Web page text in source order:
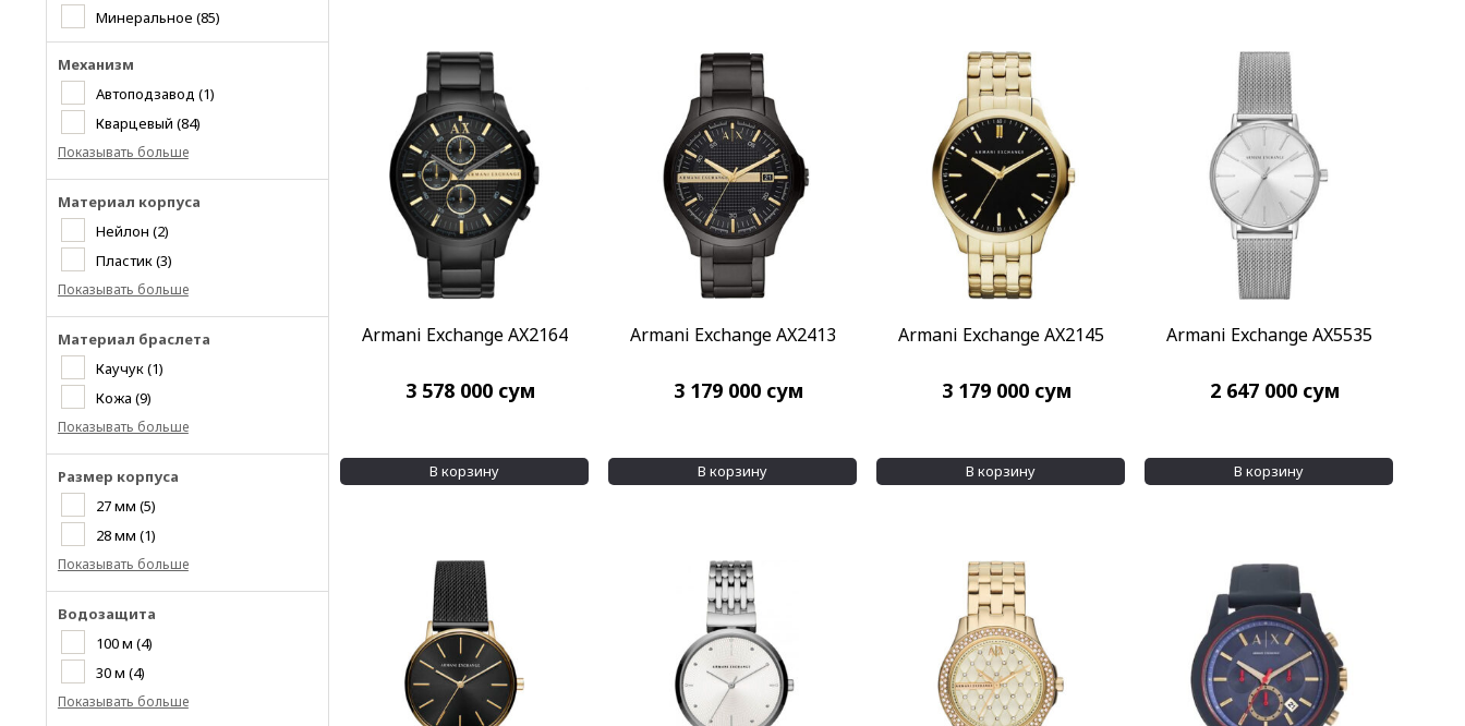
Минеральное (85)
Механизм
Автоподзавод (1)
Кварцевый (84)
Показывать больше
Материал корпуса
Нейлон (2)
Пластик(3)
Показывать больше
Материал браслета
Каучук(1)
Кожа (9)
Показывать больше
Размер корпуса
27 мм (5)
28 мм (1)
Показывать больше
Водозащита
100 м (4)
30 м (4)
Показывать больше
Armani Exchange AX2164
3 578 000 сум
В корзину
Armani Exchange AX2413
3 179 000 сум
В корзину
Armani Exchange AX2145
3 179 000 сум
В корзину
Armani Exchange AX5535
2 647 000 сум
В корзину